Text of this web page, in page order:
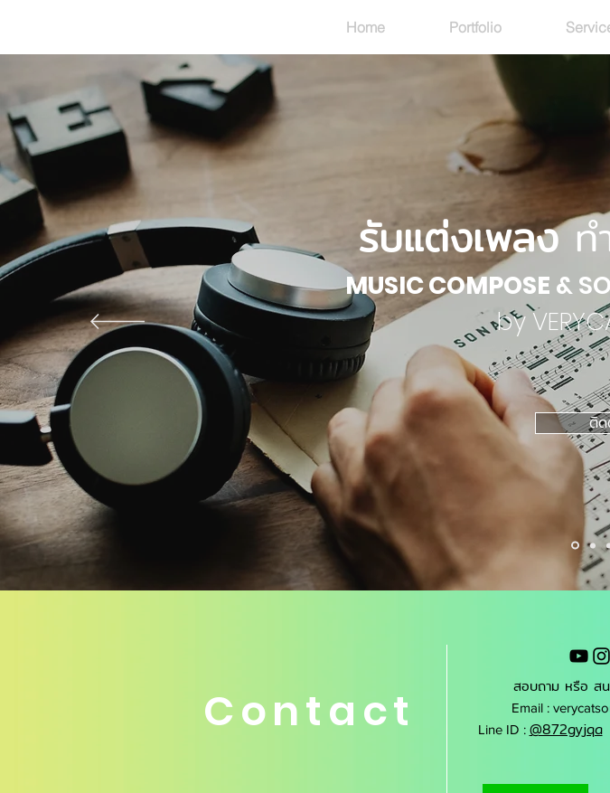
Home Portfolio
รับแต่งเพลงท
MUSIC COMPOSE &
by
ติ
Contact สอบถาม หรือ ส
Email :
Line ID : @872gyjqa